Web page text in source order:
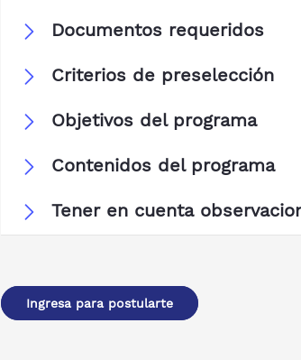
Documentos requeridos
Criterios de preselección
Objetivos del programa
Contenidos del programa
Tener en cuenta
Ingresa para postularte